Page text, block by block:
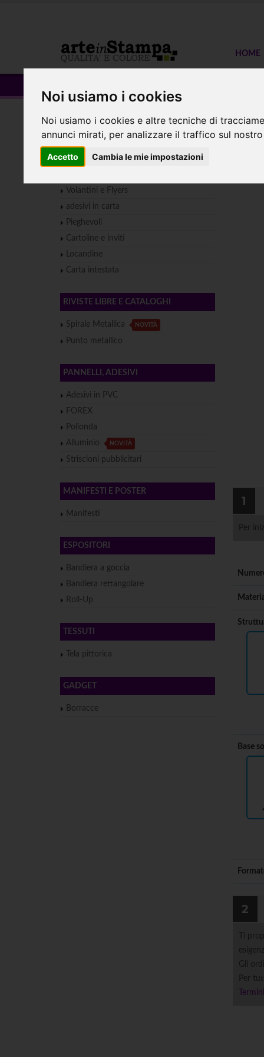
Noi usiamo i cookies
Noi usiamo i cookies e altre tecniche di
annunci mirati, per analizzare il traffico sul
Accetto Cambia le mie impostazioni
HOME
Home ESPOSITORI Bandiera a goccia
PICCOLO FORMATO
Volantini e Flyers
adesivi in carta
Pieghevoli
Cartoline e inviti
Locandine
Carta intestata
RIVISTE LIBRE E CATALOGHI
Spirale Metallica NOVITÀ
Punto metallico
PANNELLI, ADESIVI
Adesivi in PVC
FOREX
Polionda
Alluminio
NOVITÀ
Striscioni pubblicitari
MANIFESTI E POSTER
Manifesti
ESPOSITORI
Bandiera a goccia
Bandiera rettangolare
Roll-Up
TESSUTI
Tela pittorica
GADGET
Borracce
1
Per
Base
2
Ti
Gli
Per